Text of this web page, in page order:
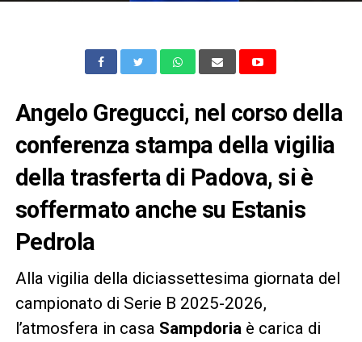
Angelo Gregucci, nel corso della
conferenza stampa della vigilia
della trasferta di Padova, si è
soffermato anche su Estanis
Pedrola
Alla vigilia della diciassettesima giornata del
campionato di Serie B 2025-2026,
l’atmosfera in casa Sampdoriaè carica di